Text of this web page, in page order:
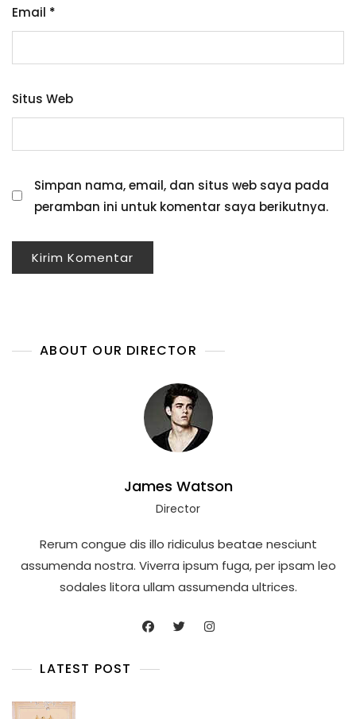
Email *
Situs Web
Simpan nama, email, dan situs web saya pada
peramban ini untuk komentar saya berikutnya.
ABOUT OUR DIRECTOR
James Watson
Director
Rerum congue dis illo ridiculus beatae nesciunt
assumenda nostra. Viverra ipsum fuga, per ipsam leo
sodales litora ullam assumenda ultrices.
LATEST POST